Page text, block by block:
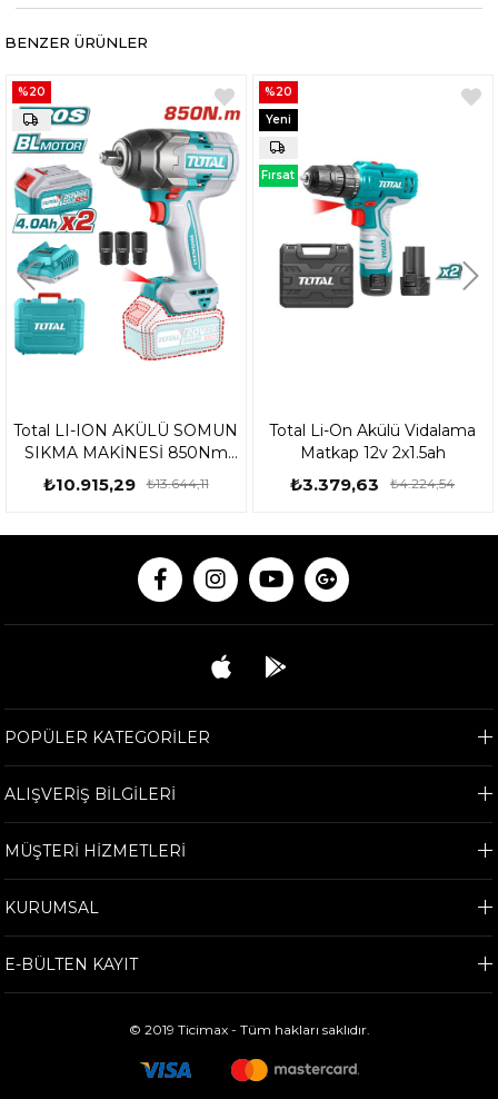
BENZER ÜRÜNLER
Total LI-ION AKÜLÜ SOMUN
SIKMA MAKİNESİ 850Nm
TIWLI2085-TIWLI2085E
₺10.915,29 ₺13.644,11
%20
Total Li-On Akülü Vidalama
Matkap 12v 2x1.5ah
₺3.379,63 ₺4.224,54
%20
Yeni
Ürün
Fırsat
POPÜLER KATEGORİLER
ALIŞVERİŞ BİLGİLERİ
MÜŞTERİ HİZMETLERİ
KURUMSAL
E-BÜLTEN KAYIT
© 2019 Ticimax - Tüm hakları saklıdır.